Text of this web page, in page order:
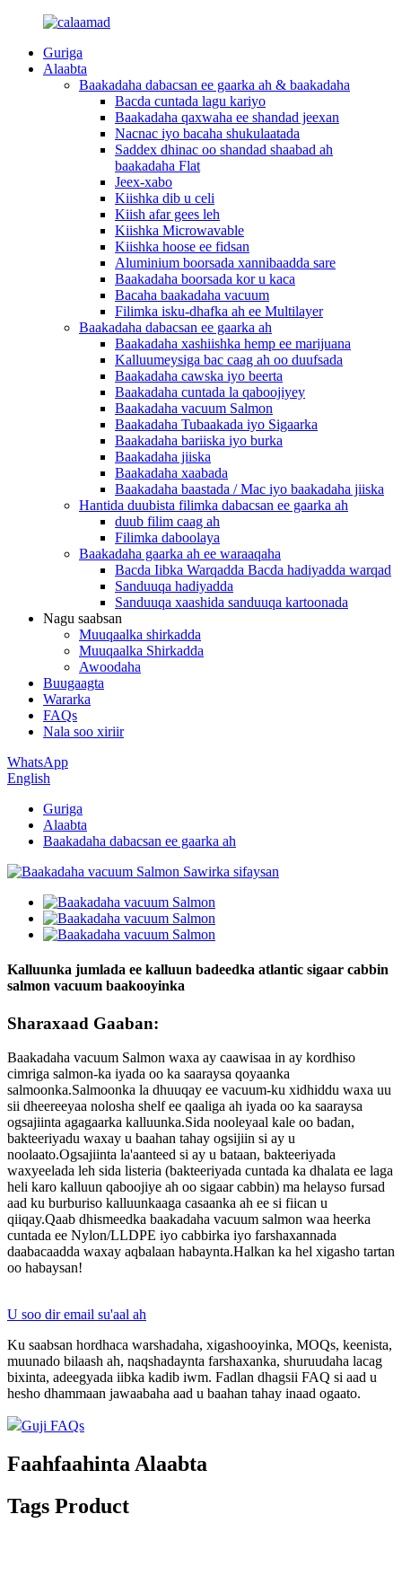
Guriga
Alaabta
Baakadaha dabacsan ee gaarka ah & baakadaha
Bacda cuntada lagu kariyo
Baakadaha qaxwaha ee shandad jeexan
Nacnac iyo bacaha shukulaatada
Saddex dhinac oo shandad shaabad ah
baakadaha Flat
Jeex-xabo
Kiishka dib u celi
Kiish afar gees leh
Kiishka Microwavable
Kiishka hoose ee fidsan
Aluminium boorsada xannibaadda sare
Baakadaha boorsada kor u kaca
Bacaha baakadaha vacuum
Filimka isku-dhafka ah ee Multilayer
Baakadaha dabacsan ee gaarka ah
Baakadaha xashiishka hemp ee marijuana
Kalluumeysiga bac caag ah oo duufsada
Baakadaha cawska iyo beerta
Baakadaha cuntada la qaboojiyey
Baakadaha vacuum Salmon
Baakadaha Tubaakada iyo Sigaarka
Baakadaha bariiska iyo burka
Baakadaha jiiska
Baakadaha xaabada
Baakadaha baastada / Mac iyo baakadaha jiiska
Hantida duubista filimka dabacsan ee gaarka ah
duub filim caag ah
Filimka daboolaya
Baakadaha gaarka ah ee waraaqaha
Bacda Iibka Warqadda Bacda hadiyadda warqad
Sanduuqa hadiyadda
Sanduuqa xaashida sanduuqa kartoonada
Nagu saabsan
Muuqaalka shirkadda
Muuqaalka Shirkadda
Awoodaha
Buugaagta
Wararka
FAQs
Nala soo xiriir
WhatsApp
English
Guriga
Alaabta
Baakadaha dabacsan ee gaarka ah
Kalluunka jumlada ee kalluun badeedka atlantic sigaar cabbin
salmon vacuum baakooyinka
Sharaxaad Gaaban:
Baakadaha vacuum Salmon waxa ay caawisaa in ay kordhiso
cimriga salmon-ka iyada oo ka saaraysa qoyaanka
salmoonka.Salmoonka la dhuuqay ee vacuum-ku xidhiddu waxa uu
sii dheereeyaa nolosha shelf ee qaaliga ah iyada oo ka saaraysa
ogsajiinta agagaarka kalluunka.Sida nooleyaal kale oo badan,
bakteeriyadu waxay u baahan tahay ogsijiin si ay u
noolaato.Ogsajiinta la'aanteed si ay u bataan, bakteeriyada
waxyeelada leh sida listeria (bakteeriyada cuntada ka dhalata ee laga
heli karo kalluun qaboojiye ah oo sigaar cabbin) ma helayso fursad
aad ku burburiso kalluunkaaga casaanka ah ee si fiican u
qiiqay.Qaab dhismeedka baakadaha vacuum salmon waa heerka
cuntada ee Nylon/LLDPE iyo cabbirka iyo farshaxannada
daabacaadda waxay aqbalaan habaynta.Halkan ka hel xigasho tartan
oo habaysan!
U soo dir email su'aal ah
Ku saabsan hordhaca warshadaha, xigashooyinka, MOQs, keenista,
muunado bilaash ah, naqshadaynta farshaxanka, shuruudaha lacag
bixinta, adeegyada iibka kadib iwm. Fadlan dhagsii FAQ si aad u
hesho dhammaan jawaabaha aad u baahan tahay inaad ogaato.
Guji FAQs
Faahfaahinta Alaabta
Tags Product